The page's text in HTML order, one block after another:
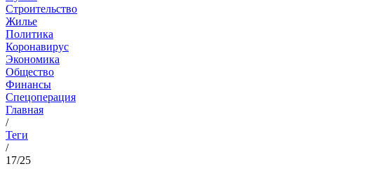
Строительство
Жилье
Политика
Коронавирус
Экономика
Общество
Финансы
Спецоперация
Главная
/
Теги
/
17/25